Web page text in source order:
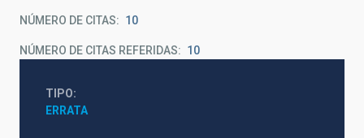
NÚMERO DE CITAS 10
NÚMERO DE CITAS REFERIDAS 10
TIPO
ERRATA